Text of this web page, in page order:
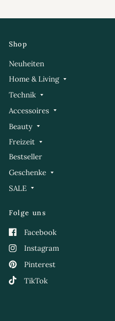
Shop
Neuheiten
Home & Living
Technik
Accessoires
Beauty
Freizeit
Bestseller
Geschenke
SALE
Folge uns
Facebook
Instagram
Pinterest
TikTok